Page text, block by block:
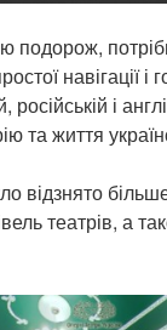
подорож,
навігації
і
та життя
відзнято
театрів, а